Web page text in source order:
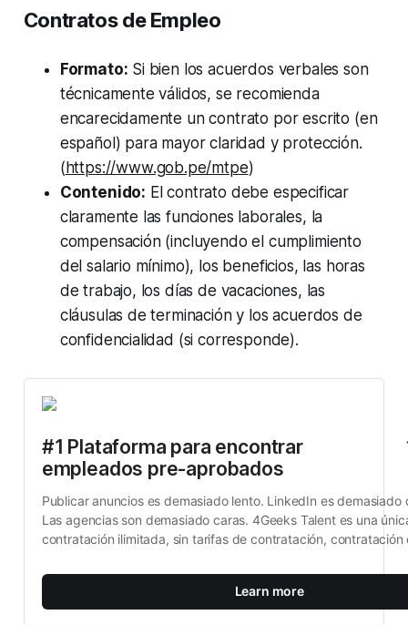
Contratos de Empleo
Formato: Si bien los acuerdos verbales son
técnicamente válidos, se recomienda
encarecidamente un contrato por escrito (en
español) para mayor claridad y protección.
(https://www.gob.pe/mtpe)
Contenido: El contrato debe especificar
claramente las funciones laborales, la
compensación (incluyendo el cumplimiento
del salario mínimo), los beneficios, las horas
de trabajo, los días de vacaciones, las
cláusulas de terminación y los acuerdos de
confidencialidad (si corresponde).
#1 Plataforma para encontrar
empleados pre-aprobados
Publicar anuncios es demasiado lento. LinkedIn es demasiado
Las agencias son demasiado caras. 4Geeks Talent es una
contratación ilimitada, sin tarifas de contratación, contratación
Learn more